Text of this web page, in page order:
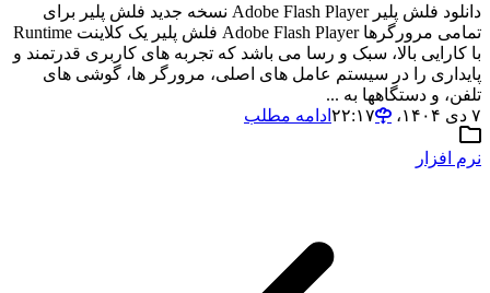
دانلود فلش پلیر Adobe Flash Player نسخه جدید فلش پلیر برای
تمامی مرورگرها Adobe Flash Player فلش پلیر یک کلاینت Runtime
با کارایی بالا، سبک و رسا می باشد که تجربه های کاربری قدرتمند و
پایداری را در سیستم عامل های اصلی، مرورگر ها، گوشی های
تلفن، و دستگاهها به ...
۷ دی ۱۴۰۴،‏ ۲۲:۱۷
ادامه مطلب
نرم افزار